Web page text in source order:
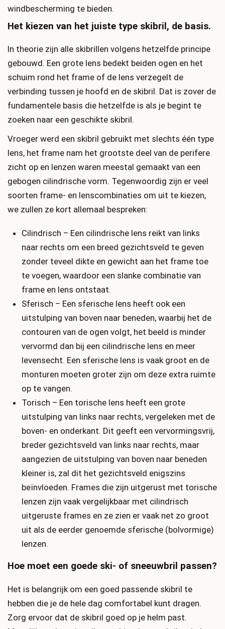
windbescherming te bieden.
Het kiezen van het juiste type skibril, de basis.
In theorie zijn alle skibrillen volgens hetzelfde principe
gebouwd. Een grote lens bedekt beiden ogen en het
schuim rond het frame of de lens verzegelt de
verbinding tussen je hoofd en de skibril. Dat is zover de
fundamentele basis die hetzelfde is als je begint te
zoeken naar een geschikte skibril.
Vroeger werd een skibril gebruikt met slechts één type
lens, het frame nam het grootste deel van de perifere
zicht op en lenzen waren meestal gemaakt van een
gebogen cilindrische vorm. Tegenwoordig zijn er veel
soorten frame- en lenscombinaties om uit te kiezen,
we zullen ze kort allemaal bespreken:
Cilindrisch – Een cilindrische lens reikt van links
naar rechts om een breed gezichtsveld te geven
zonder teveel dikte en gewicht aan het frame toe
te voegen, waardoor een slanke combinatie van
frame en lens ontstaat.
Sferisch – Een sferische lens heeft ook een
uitstulping van boven naar beneden, waarbij het de
contouren van de ogen volgt, het beeld is minder
vervormd dan bij een cilindrische lens en meer
levensecht. Een sferische lens is vaak groot en de
monturen moeten groter zijn om deze extra ruimte
op te vangen.
Torisch – Een torische lens heeft een grote
uitstulping van links naar rechts, vergeleken met de
boven- en onderkant. Dit geeft een vervormingsvrij,
breder gezichtsveld van links naar rechts, maar
aangezien de uitstulping van boven naar beneden
kleiner is, zal dit het gezichtsveld enigszins
beïnvloeden. Frames die zijn uitgerust met torische
lenzen zijn vaak vergelijkbaar met cilindrisch
uitgeruste frames en ze zien er vaak net zo groot
uit als de eerder genoemde sferische (bolvormige)
lenzen.
Hoe moet een goede ski- of sneeuwbril passen?
Het is belangrijk om een ​​goed passende skibril te
hebben die je de hele dag comfortabel kunt dragen.
Zorg ervoor dat de skibril goed op je helm past.